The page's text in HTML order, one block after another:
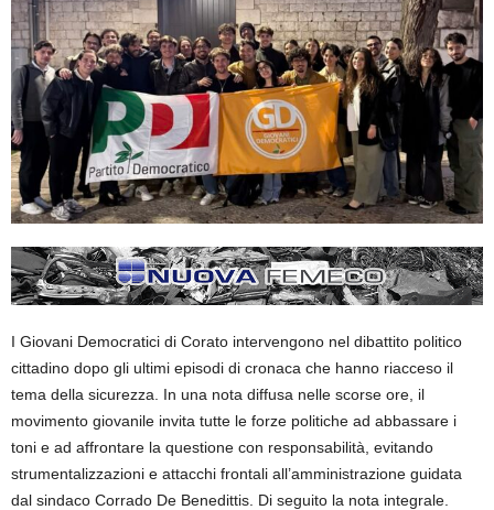
I Giovani Democratici di Corato intervengono nel dibattito politico
cittadino dopo gli ultimi episodi di cronaca che hanno riacceso il
tema della sicurezza. In una nota diffusa nelle scorse ore, il
movimento giovanile invita tutte le forze politiche ad abbassare i
toni e ad affrontare la questione con responsabilità, evitando
strumentalizzazioni e attacchi frontali all’amministrazione guidata
dal sindaco Corrado De Benedittis. Di seguito la nota integrale.